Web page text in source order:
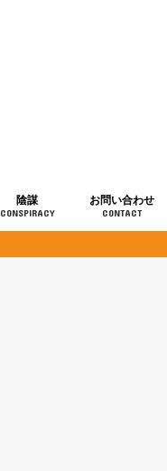
陰謀
CONSPIRACY
お問い合わせ
CONTACT